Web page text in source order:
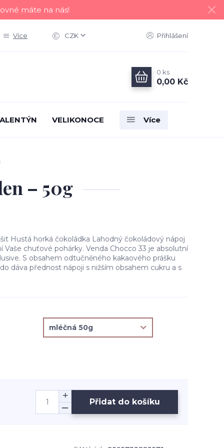
máte na nás!
Více CZK Přihlášení
0 ks
0,00 Kč
VELIKONOCE Více
– 50g
Hustá horká čokoládka Lahodný čokoládový nápoj
Vaše chuťové pohárky. Venda Chocco 33 je absolutní
S obsahem odtučněného kakaového prášku
dáva přednost nápoji s nižším obsahem cukru a s
Přidat do košíku